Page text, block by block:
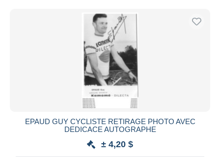
EPAUD GUY CYCLISTE RETIRAGE PHOTO AVEC
DEDICACE AUTOGRAPHE
± 4,20 $